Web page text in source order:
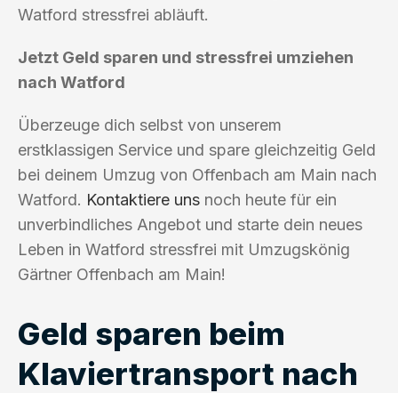
Watford stressfrei abläuft.
Jetzt Geld sparen und stressfrei umziehen
nach Watford
Überzeuge dich selbst von unserem
erstklassigen Service und spare gleichzeitig Geld
bei deinem Umzug von Offenbach am Main nach
Watford. Kontaktiere uns noch heute für ein
unverbindliches Angebot und starte dein neues
Leben in Watford stressfrei mit Umzugskönig
Gärtner Offenbach am Main!
Geld sparen beim
Klaviertransport nach